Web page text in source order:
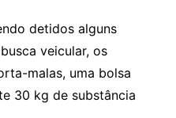
detidos alguns
veicular, os
malas, uma bolsa
30 kg de substância